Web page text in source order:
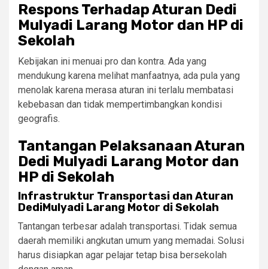
Respons Terhadap Aturan Dedi
Mulyadi Larang Motor dan HP di
Sekolah
Kebijakan ini menuai pro dan kontra. Ada yang
mendukung karena melihat manfaatnya, ada pula yang
menolak karena merasa aturan ini terlalu membatasi
kebebasan dan tidak mempertimbangkan kondisi
geografis.
Tantangan Pelaksanaan Aturan
Dedi Mulyadi Larang Motor dan
HP di Sekolah
Infrastruktur Transportasi dan Aturan
DediMulyadi Larang Motor di Sekolah
Tantangan terbesar adalah transportasi. Tidak semua
daerah memiliki angkutan umum yang memadai. Solusi
harus disiapkan agar pelajar tetap bisa bersekolah